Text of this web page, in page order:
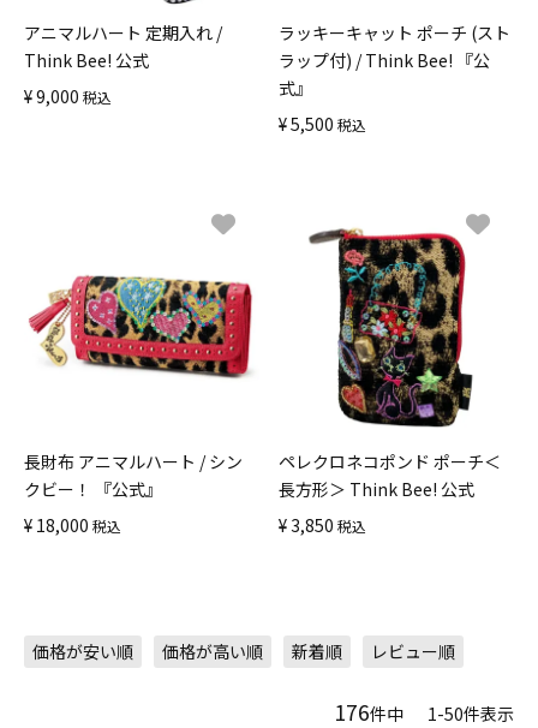
アニマルハート 定期入れ /
Think Bee! 公式
¥9,000 税込
ラッキーキャット ポーチ (スト
ラップ付) / Think Bee! 『公
式』
¥5,500 税込
長財布 アニマルハート / シン
クビー！ 『公式』
¥ 18,000 税込
ペレクロネコポンド ポーチ＜
長方形＞ Think Bee! 公式
¥3,850 税込
価格が安い順 価格が高い順 新着順 レビュー順
176件中 1-50件表示